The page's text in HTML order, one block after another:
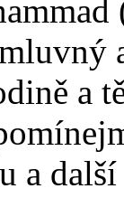
a
a